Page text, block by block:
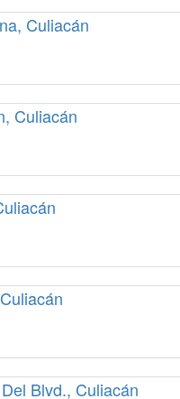
Culiacán
Culiacán
Blvd., Culiacán